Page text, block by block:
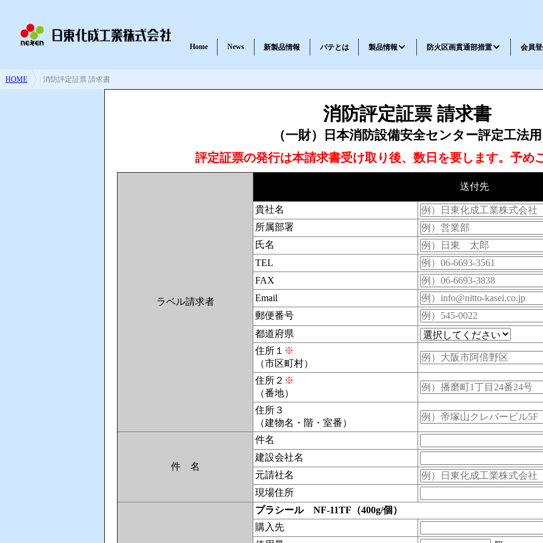
Home News 新製品情報 パテとは 製品情報
耐火パテ・不燃材料パテ 鉄道車両パテ
忌避剤 弾性パテ・特殊品
防火区画貫通部措置
工法一覧 工法表示ラベル請求書
会員
HOME 消防評定証票 請求書
消防評定証票 請求書
（一財）日本消防設備安全センター評定工法用
評定証票の発行は本請求書受け取り後、数日を要します。予め
ラベル請求者
送付先
貴社名
所属部署
氏名
TEL
FAX
Email
郵便番号
都道府県
住所１ ※
（市区町村）
住所２ ※
（番地）
住所３
（建物名・階・室番）
件 名
件名
建設会社名
元請社名
現場住所
プラシール NF-11TF（400g/個）
購入先